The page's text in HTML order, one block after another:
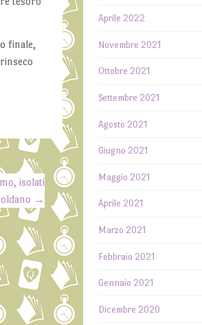
finale,
isolati
→
Aprile 2022
Novembre 2021
Ottobre 2021
Settembre 2021
Agosto 2021
Giugno 2021
Maggio 2021
Aprile 2021
Marzo 2021
Febbraio 2021
Gennaio 2021
Dicembre 2020